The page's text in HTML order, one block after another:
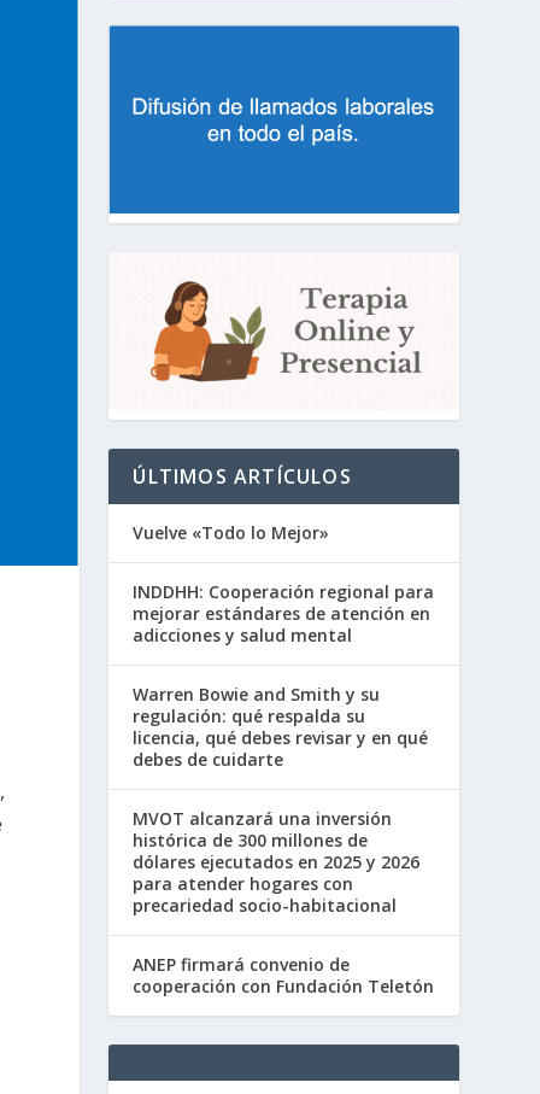
ÚLTIMOS ARTÍCULOS
Vuelve «Todo lo Mejor»
INDDHH: Cooperación regional para
mejorar estándares de atención en
adicciones y salud mental
Warren Bowie and Smith y su
regulación: qué respalda su
licencia, qué debes revisar y en qué
debes de cuidarte
MVOT alcanzará una inversión
histórica de 300 millones de
dólares ejecutados en 2025 y 2026
para atender hogares con
precariedad socio-habitacional
ANEP firmará convenio de
cooperación con Fundación Teletón